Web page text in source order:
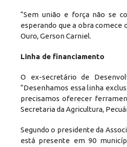
“Sem união e força não se
esperando que a obra comece
Ouro, Gerson Carniel.
Linha de financiamento
O ex-secretário de
“Desenhamos essa linha
precisamos oferecer
Secretaria da Agricultura,
Segundo o presidente da
está presente em 90